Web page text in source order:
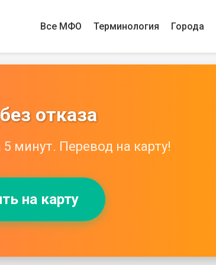
Все МФО Терминология Города
отказа
минут. Перевод на карту!
на карту